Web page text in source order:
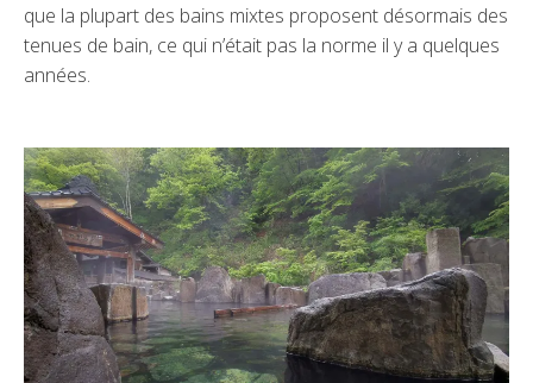
que la plupart des bains mixtes proposent désormais des
tenues de bain, ce qui n’était pas la norme il y a quelques
années.